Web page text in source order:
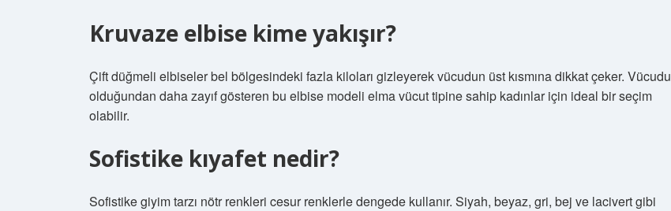
Kruvaze elbise kime yakışır?
Çift düğmeli elbiseler bel bölgesindeki fazla kiloları gizleyerek vücudun üst kısmına dikkat çeker. Vücudu
olduğundan daha zayıf gösteren bu elbise modeli elma vücut tipine sahip kadınlar için ideal bir seçim
olabilir.
Sofistike kıyafet nedir?
Sofistike giyim tarzı nötr renkleri cesur renklerle dengede kullanır. Siyah, beyaz, gri, bej ve lacivert gibi